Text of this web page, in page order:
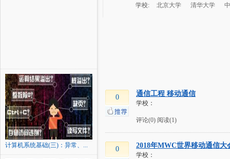
计算机系统基础(三)：异常、...
学校: 北京大学 清华大学
0 通信工程 移动通信
学校：
评论(0) 阅读(1)
0 2018年MWC世界移动通信大
学校：